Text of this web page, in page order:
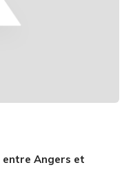
entre Angers et